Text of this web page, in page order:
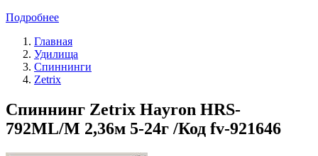
Подробнее
Главная
Удилища
Спиннинги
Zetrix
Спиннинг Zetrix Hayron HRS-
792ML/M 2,36м 5-24г /Код fv-921646